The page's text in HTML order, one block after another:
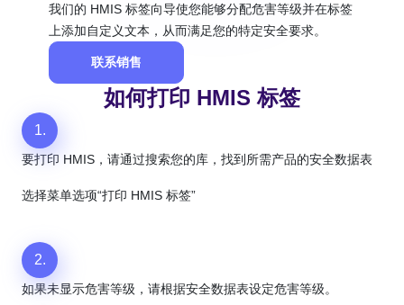
我们的 HMIS 标签向导使您能够分配危害等级并在标签
上添加自定义文本，从而满足您的特定安全要求。
联系销售
如何打印 HMIS 标签
1.
要打印 HMIS，请通过搜索您的库，找到所需产品的安全数据表
选择菜单选项“打印 HMIS 标签”
2.
如果未显示危害等级，请根据安全数据表设定危害等级。